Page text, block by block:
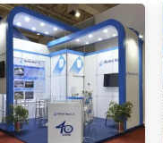
Soluções em
Nossas tendas são
temporária.
que seus produtos